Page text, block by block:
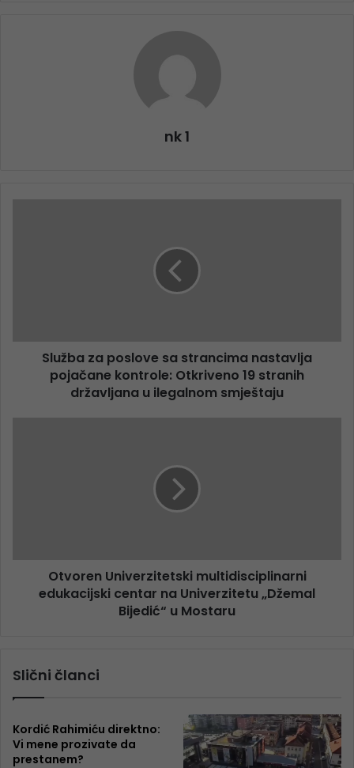
nk 1
Služba za poslove sa strancima nastavlja
pojačane kontrole: Otkriveno 19 stranih
državljana u ilegalnom smještaju
Otvoren Univerzitetski multidisciplinarni
edukacijski centar na Univerzitetu „Džemal
Bijedić“ u Mostaru
Slični članci
Kordić Rahimiću direktno:
Vi mene prozivate da
prestanem?